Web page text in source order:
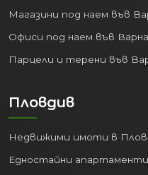
транспортна
Най-голямото
Обществен
метро,
тролейбуси,
Магазини под наем във
Офиси под наем във Варна
Парцели и терени във
Пловдив
Недвижими имоти в
Едностайни